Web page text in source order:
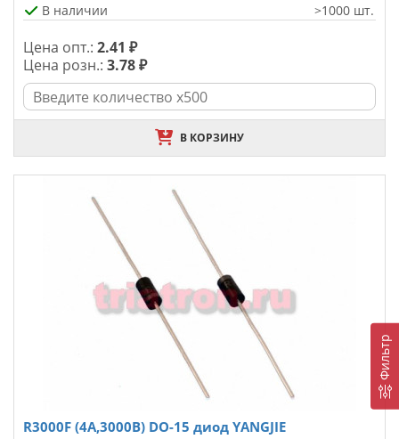
Фильтр
В наличии >1000 шт.
Цена опт.: 2.41 ₽
Цена розн.: 3.78 ₽
В КОРЗИНУ
R3000F (4A,3000В) DO-15 диод YANGJIE